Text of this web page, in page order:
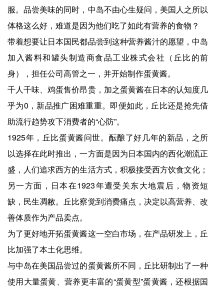
服。品尝美味的同时，中岛不由心生疑问，美国人之所以
体格这么好，难道是因为他们吃了如此有营养的食物？
带着想要让日本国民都品尝到这种营养酱汁的愿望，中岛
加入酱料和罐头制造商食品工业株式会社（丘比的前
身），担任公司高管之一，并开始制作蛋黄酱。
千人千味、鸡蛋售价昂贵，加之蛋黄酱在日本的认知度几
乎为0，新品推广困难重重。即便如此，丘比还是抢先借
助流行趋势攻下消费者的“心防”。
1925年，丘比蛋黄酱问世。酝酿了好几年的新品，之所
以选择在此时推出，一方面是因为日本国内的西化潮流正
盛，人们追求西方的生活方式，积极接受西方饮食文化；
另一方面，日本在1923年遭受关东大地震后，物资短
缺，民生凋敝。丘比察觉到消费痛点，决定以高营养、改
善体质作为产品卖点。
为了更好地开拓蛋黄酱这一空白市场，在产品研发上，丘
比加强了本土化思维。
与中岛在美国品尝过的蛋黄酱所不同，丘比研制出了一种
使用大量蛋黄、营养更丰富的“蛋黄型”蛋黄酱，还根据国